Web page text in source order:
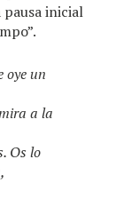
inicial
oye un
a la
Os lo